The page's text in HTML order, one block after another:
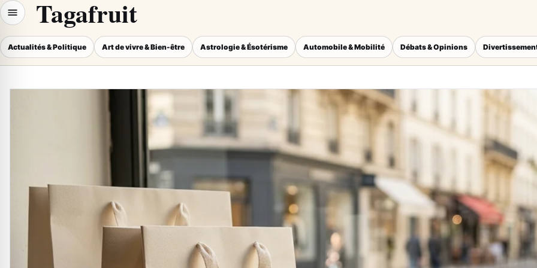
Tagafruit
Actualités & Politique Art de vivre & Bien-être Astrologie & Ésotérisme Automobile & Mobilité Débats & Opinions